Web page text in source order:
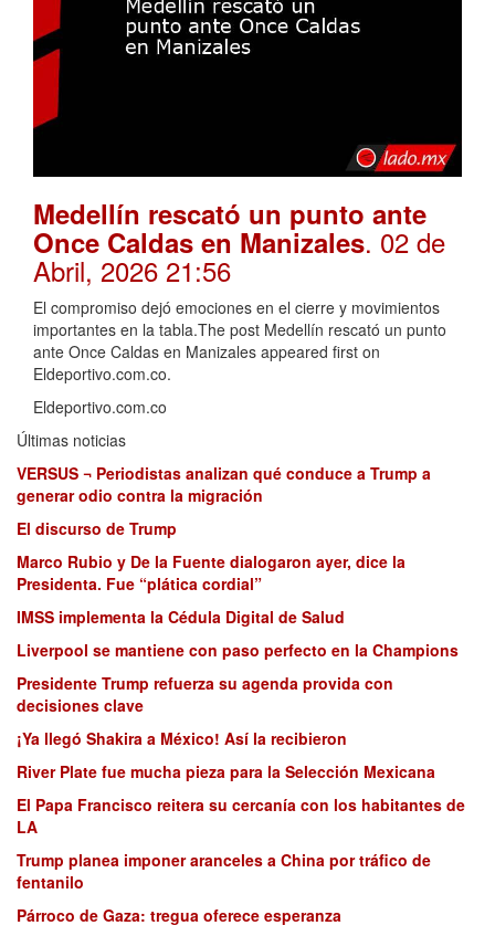
Medellín rescató un punto ante
Once Caldas en Manizales. 02 de
Abril, 2026 21:56
El compromiso dejó emociones en el cierre y movimientos
importantes en la tabla.The post Medellín rescató un punto
ante Once Caldas en Manizales appeared first on
Eldeportivo.com.co.
Eldeportivo.com.co
Últimas noticias
VERSUS ¬ Periodistas analizan qué conduce a Trump a
generar odio contra la migración
El discurso de Trump
Marco Rubio y De la Fuente dialogaron ayer, dice la
Presidenta. Fue “plática cordial”
IMSS implementa la Cédula Digital de Salud
Liverpool se mantiene con paso perfecto en la Champions
Presidente Trump refuerza su agenda provida con
decisiones clave
¡Ya llegó Shakira a México! Así la recibieron
River Plate fue mucha pieza para la Selección Mexicana
El Papa Francisco reitera su cercanía con los habitantes de
LA
Trump planea imponer aranceles a China por tráfico de
fentanilo
Párroco de Gaza: tregua oferece esperanza